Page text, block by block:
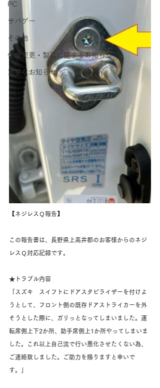
PC
サバゲー
その他
仕様変更・製品に関するお知らせ
重要なお知らせ
【ネジレスＱ報告】
この報告書は、長野県上高井郡のお客様からのネジ
レスＱ対応記録です。
★トラブル内容
「スズキ　スイフトにドアスタビライザーを付けよ
うとして、フロント側の既存ドアストライカーを外
そうとした際に、ガリっとなってしまいました。運
転席側上下2か所、助手席側上1か所やってしまいま
した。これ以上自己流で行い悪化させたくない為、
ご連絡致しました。ご助力を賜りますと幸いで
す。」